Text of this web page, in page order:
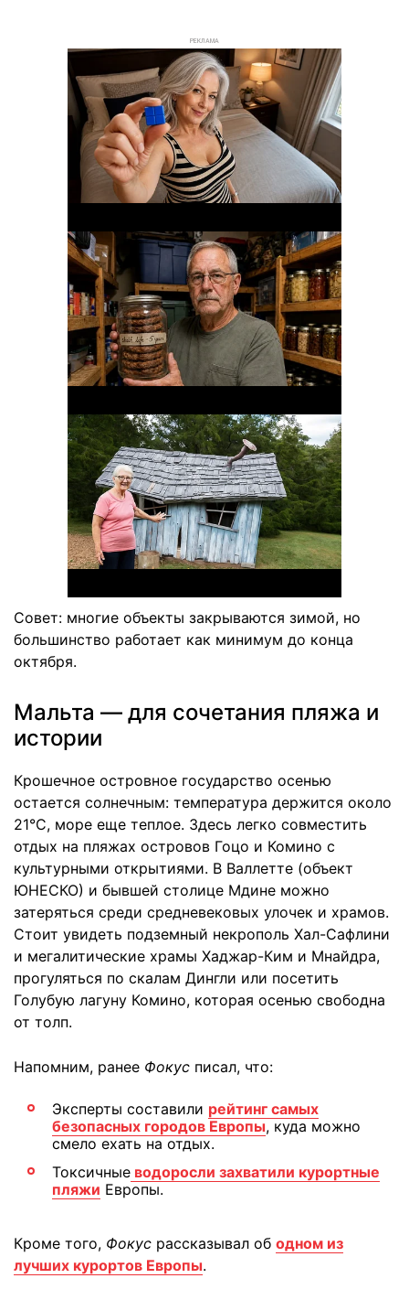
РЕКЛАМА
Совет: многие объекты закрываются зимой, но
большинство работает как минимум до конца
октября.
Мальта — для сочетания пляжа и
истории
Крошечное островное государство осенью
остается солнечным: температура держится около
21°C, море еще теплое. Здесь легко совместить
отдых на пляжах островов Гоцо и Комино с
культурными открытиями. В Валлетте (объект
ЮНЕСКО) и бывшей столице Мдине можно
затеряться среди средневековых улочек и храмов.
Стоит увидеть подземный некрополь Хал-Сафлини
и мегалитические храмы Хаджар-Ким и Мнайдра,
прогуляться по скалам Дингли или посетить
Голубую лагуну Комино, которая осенью свободна
от толп.
Напомним, ранее Фокус писал, что:
Эксперты составили рейтинг самых
безопасных городов Европы, куда можно
смело ехать на отдых.
Токсичные водоросли захватили курортные
пляжи Европы.
Кроме того, Фокус рассказывал об одном из
лучших курортов Европы.